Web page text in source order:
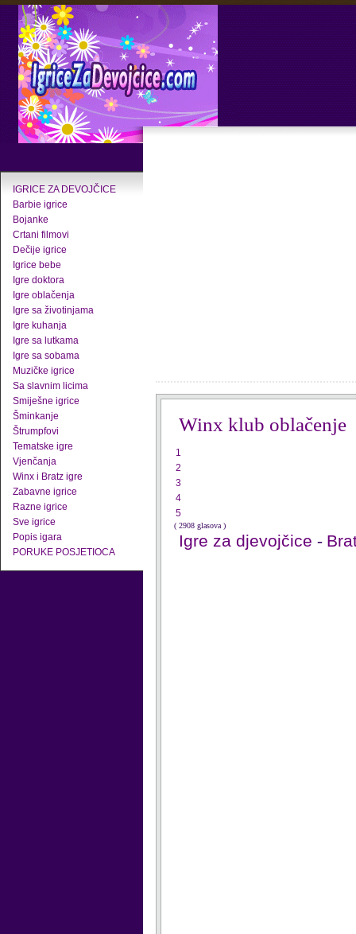
IGRICE ZA DEVOJČICE
Barbie igrice
Bojanke
Crtani filmovi
Dečije igrice
Igrice bebe
Igre doktora
Igre oblačenja
Igre sa životinjama
Igre kuhanja
Igre sa lutkama
Igre sa sobama
Muzičke igrice
Sa slavnim licima
Smiješne igrice
Šminkanje
Štrumpfovi
Tematske igre
Vjenčanja
Winx i Bratz igre
Zabavne igrice
Razne igrice
Sve igrice
Popis igara
PORUKE POSJETIOCA
Winx klub oblačenje
1
2
3
4
5
( 2908 glasova )
Igre za djevojčice -